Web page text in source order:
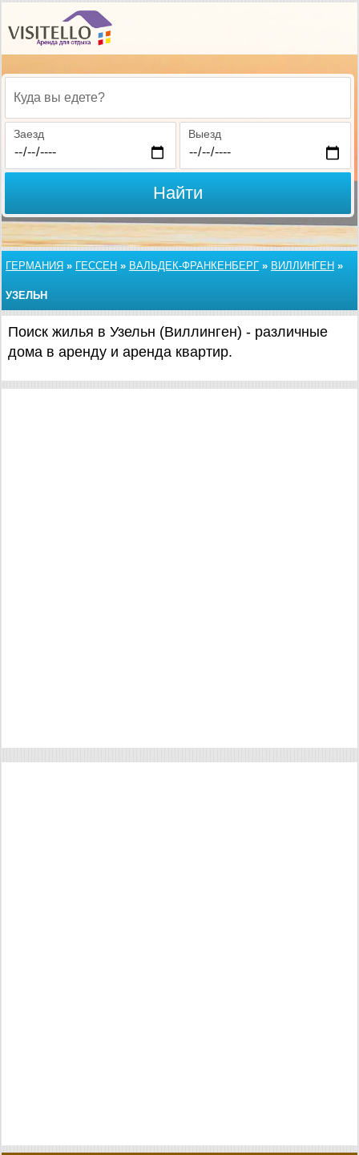
Куда вы едете?
Заезд Выезд
Найти
ГЕРМАНИЯ » ГЕССЕН » ВАЛЬДЕК-ФРАНКЕНБЕРГ » ВИЛЛИНГЕН »
УЗЕЛЬН
Поиск жилья в Узельн (Виллинген) - различные
дома в аренду и аренда квартир.